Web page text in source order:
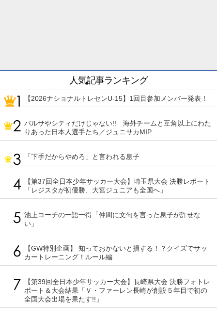
人気記事ランキング
【2026ナショナルトレセンU-15】1回目参加メンバー発表！
バルサやシティだけじゃない!! 海外チームと互角以上にわた
りあった日本人選手たち／ジュニサカMIP
「下手だからやめろ」と言われる息子
【第37回全日本少年サッカー大会】埼玉県大会 決勝レポート
「レジスタが初優勝、大宮ジュニアも全国へ」
池上コーチの一語一得「仲間に文句を言った息子が許せな
い」
【GW特別企画】 知っておかないと損する！？クイズでサッ
カートレーニング！ルール編
【第39回全日本少年サッカー大会】長崎県大会 決勝フォトレ
ポート＆大会結果「Ｖ・ファーレン長崎が創設５年目で初の
全国大会出場を果たす!!」